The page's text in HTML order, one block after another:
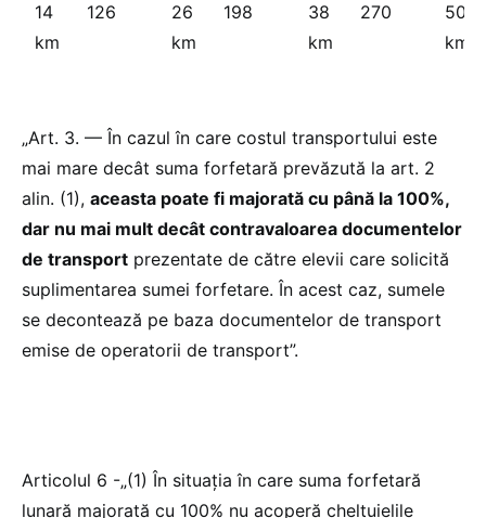
14
km
126
26
km
198
38
km
270
50
km
„Art. 3. — În cazul în care costul transportului este
mai mare decât suma forfetară prevăzută la art. 2
alin. (1), aceasta poate fi majorată cu până la 100%,
dar nu mai mult decât contravaloarea documentelor
de transport prezentate de către elevii care solicită
suplimentarea sumei forfetare. În acest caz, sumele
se decontează pe baza documentelor de transport
emise de operatorii de transport”.
Articolul 6 -„(1) În situația în care suma forfetară
lunară majorată cu 100% nu acoperă cheltuielile